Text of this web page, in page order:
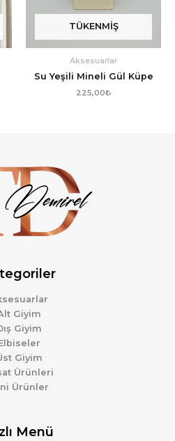
TÜKENMIŞ
Aksesuarlar
Su Yeşili Mineli Gül Küpe
225,00₺
Giyim
Giyim
Giyim
Ürünleri
Ürünler
Menü